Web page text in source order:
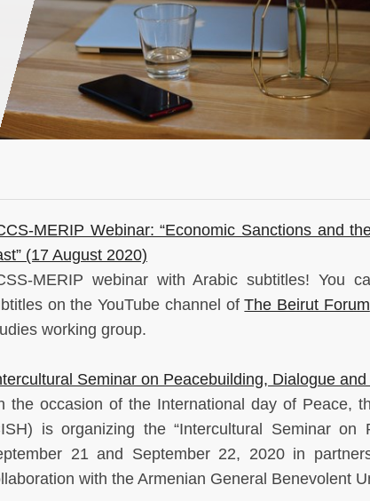
MERIP Webinar: “Economic Sanctions and
(17 August 2020)
MERIP webinar with Arabic subtitles! You
on the YouTube channel ofThe Beirut Forum
working group.
Seminar on Peacebuilding, Dialogue
the occasion of the International day of Peace,
is organizing the “Intercultural Seminar on
21 and September 22, 2020 in
with the Armenian General Benevolent